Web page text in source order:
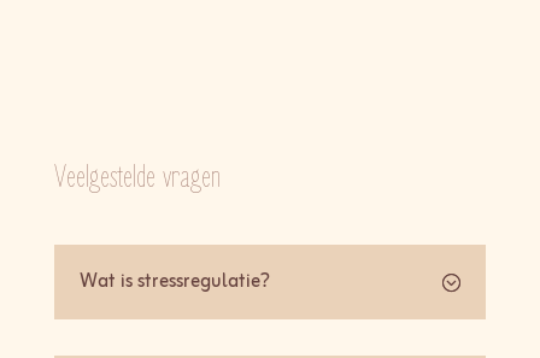
Veelgestelde vragen
Wat is stressregulatie?